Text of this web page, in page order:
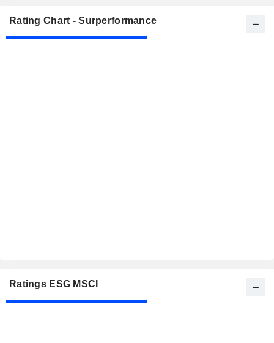
Rating Chart - Surperformance
Ratings ESG MSCI